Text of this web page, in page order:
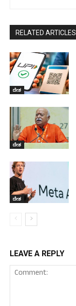
RELATED ARTICLES
ದೇಶ
ದೇಶ
ದೇಶ
LEAVE A REPLY